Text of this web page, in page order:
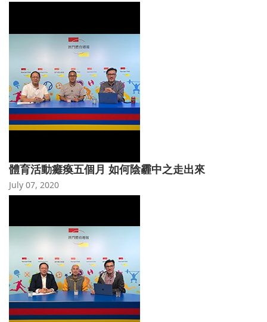
體育活動癱瘓五個月 如何陰霾中之走出來
July 07, 2020